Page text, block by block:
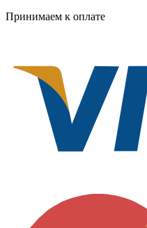
Принимаем к оплате